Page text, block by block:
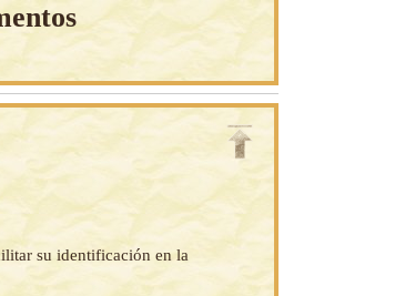
su identificación en la